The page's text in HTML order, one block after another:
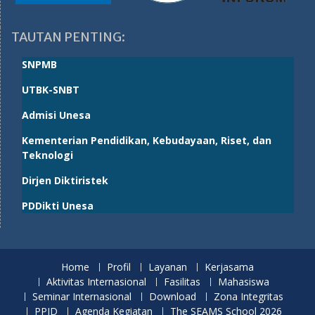
TAUTAN PENTING:
SNPMB
UTBK-SNBT
Admisi Unesa
Kementerian Pendidikan, Kebudayaan, Riset, dan
Teknologi
Dirjen Diktiristek
PDDikti Unesa
Home Profil Layanan
Kerjasama
Aktivitas Internasional
Fasilitas
Mahasiswa
Seminar Internasional
Download
Zona Integritas
PPID
Agenda Kegiatan The SEAMS School 2026